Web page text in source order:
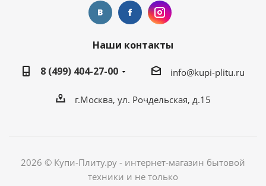
Наши контакты
8 (499) 404-27-00
info@kupi-plitu.ru
г.Москва, ул. Рочдельская, д.15
2026 © Купи-Плиту.ру - интернет-магазин бытовой
техники и не только